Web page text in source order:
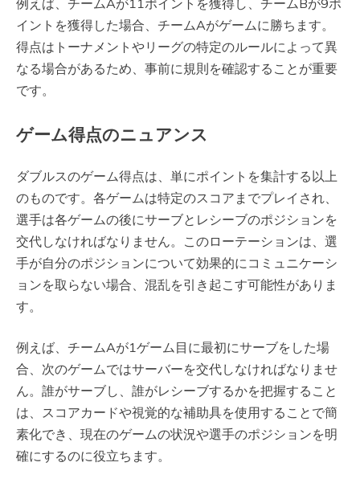
例えば、チームAが11ポイントを獲得し、チームBが9ポ
イントを獲得した場合、チームAがゲームに勝ちます。
得点はトーナメントやリーグの特定のルールによって異
なる場合があるため、事前に規則を確認することが重要
です。
ゲーム得点のニュアンス
ダブルスのゲーム得点は、単にポイントを集計する以上
のものです。各ゲームは特定のスコアまでプレイされ、
選手は各ゲームの後にサーブとレシーブのポジションを
交代しなければなりません。このローテーションは、選
手が自分のポジションについて効果的にコミュニケーシ
ョンを取らない場合、混乱を引き起こす可能性がありま
す。
例えば、チームAが1ゲーム目に最初にサーブをした場
合、次のゲームではサーバーを交代しなければなりませ
ん。誰がサーブし、誰がレシーブするかを把握すること
は、スコアカードや視覚的な補助具を使用することで簡
素化でき、現在のゲームの状況や選手のポジションを明
確にするのに役立ちます。